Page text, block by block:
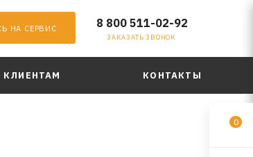
НА СЕРВИС 8 800 511-02-92
ЗАКАЗАТЬ ЗВОНОК
КОНТАКТЫ
0